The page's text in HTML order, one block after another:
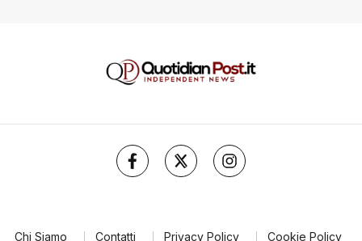
Chi Siamo Contatti Privacy Policy Cookie Policy